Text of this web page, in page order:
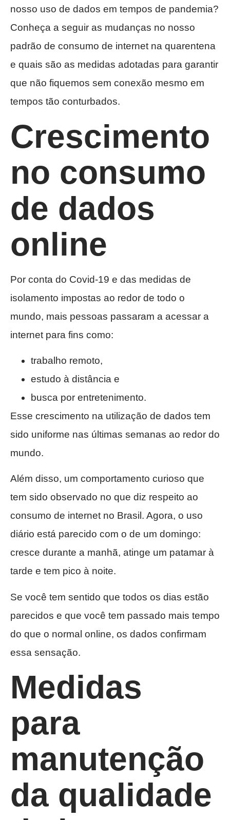
nosso uso de dados em tempos de pandemia?
Conheça a seguir as mudanças no nosso
padrão de consumo de internet na quarentena
e quais são as medidas adotadas para garantir
que não fiquemos sem conexão mesmo em
tempos tão conturbados.
Crescimento
no consumo
de dados
online
Por conta do Covid-19 e das medidas de
isolamento impostas ao redor de todo o
mundo, mais pessoas passaram a acessar a
internet para fins como:
trabalho remoto,
estudo à distância e
busca por entretenimento.
Esse crescimento na utilização de dados tem
sido uniforme nas últimas semanas ao redor do
mundo.
Além disso, um comportamento curioso que
tem sido observado no que diz respeito ao
consumo de internet no Brasil. Agora, o uso
diário está parecido com o de um domingo:
cresce durante a manhã, atinge um patamar à
tarde e tem pico à noite.
Se você tem sentido que todos os dias estão
parecidos e que você tem passado mais tempo
do que o normal online, os dados confirmam
essa sensação.
Medidas
para
manutenção
da qualidade